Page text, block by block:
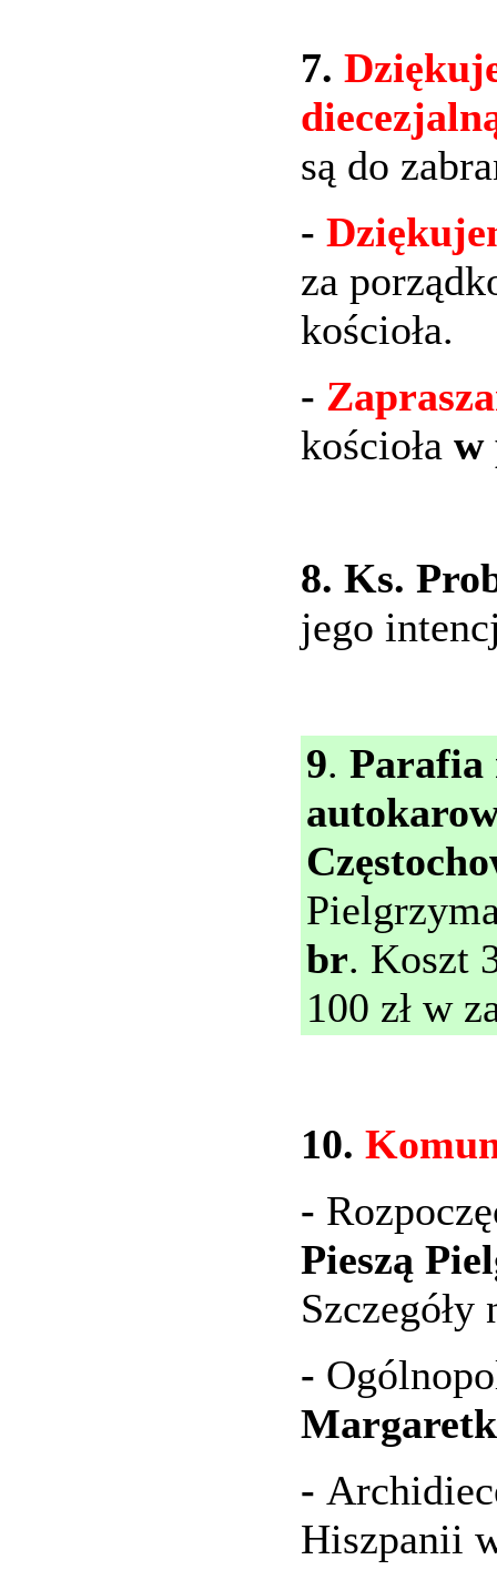
7.
są do
-
za
kościoła.
-
kościoła w
8. Ks.
jego
9. Parafia
br. Koszt
100 zł w
10.
-
Pieszą
Szczegóły
-
-
Hiszpanii